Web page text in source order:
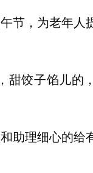
节，为老年人
甜饺子馅儿的
助理细心的给